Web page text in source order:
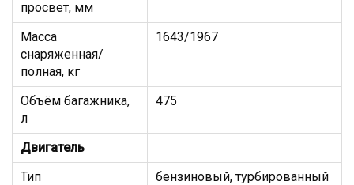
просвет, мм
Масса
снаряженная/
полная, кг
1643/1967
Объём багажника,
л
475
Двигатель
Тип
бензиновый, турбированный